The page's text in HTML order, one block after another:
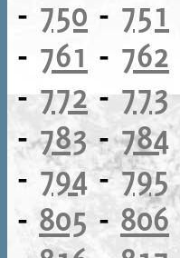
- 750 - 751
- 761 - 762
-772 -773
-783-784
- 794-795
- 805 - 806